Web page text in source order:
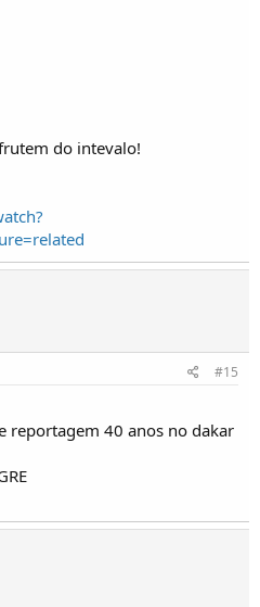
do intevalo!
#15
reportagem 40 anos no dakar